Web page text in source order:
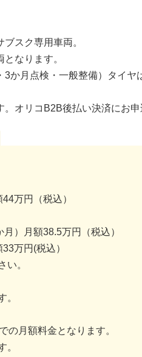
スク専用車両。
なります。
3か月点検・一般整備）タイ
オリコB2B後払い決済にお申
万円（税込）
）月額38.5万円（税込）
万円(税込）
い。
。
の月額料金となります。
。